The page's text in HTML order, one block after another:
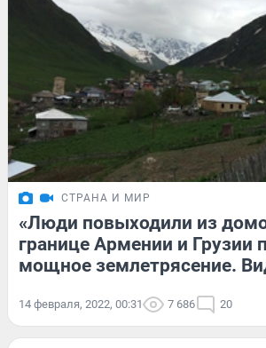
СТРАНА И МИР
«Люди повыходили из
границе Армении и Грузии
мощное землетрясение.
14 февраля, 2022, 00:31 7 686 20